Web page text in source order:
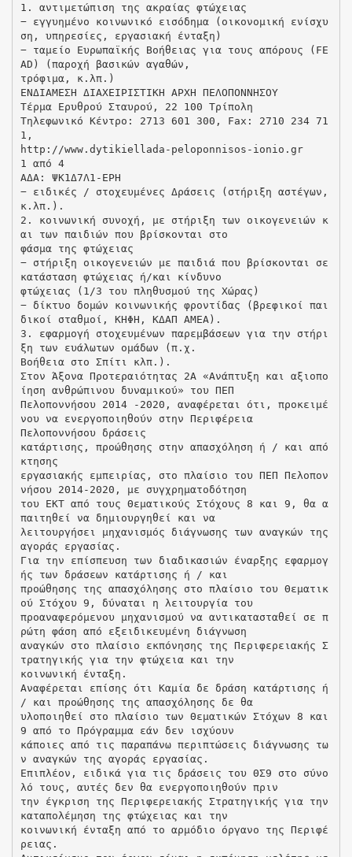
1. αντιμετώπιση της ακραίας φτώχειας
− εγγυημένο κοινωνικό εισόδημα (οικονομική ενίσχυ
ση, υπηρεσίες, εργασιακή ένταξη)
− ταμείο Ευρωπαϊκής Βοήθειας για τους απόρους (FE
AD) (παροχή βασικών αγαθών,
τρόφιμα, κ.λπ.)
ΕΝΔΙΑΜΕΣΗ ΔΙΑΧΕΙΡΙΣΤΙΚΗ ΑΡΧΗ ΠΕΛΟΠΟΝΝΗΣΟΥ
Τέρμα Ερυθρού Σταυρού, 22 100 Τρίπολη
Τηλεφωνικό Κέντρο: 2713 601 300, Fax: 2710 234 71
1,
http://www.dytikiellada-peloponnisos-ionio.gr
1 από 4
ΑΔΑ: ΨΚ1Δ7Λ1-ΕΡΗ
− ειδικές / στοχευμένες Δράσεις (στήριξη αστέγων,
κ.λπ.).
2. κοινωνική συνοχή, με στήριξη των οικογενειών κ
αι των παιδιών που βρίσκονται στο
φάσμα της φτώχειας
− στήριξη οικογενειών με παιδιά που βρίσκονται σε
κατάσταση φτώχειας ή/και κίνδυνο
φτώχειας (1/3 του πληθυσμού της Χώρας)
− δίκτυο δομών κοινωνικής φροντίδας (βρεφικοί παι
δικοί σταθμοί, ΚΗΦΗ, ΚΔΑΠ ΑΜΕΑ).
3. εφαρμογή στοχευμένων παρεμβάσεων για την στήρι
ξη των ευάλωτων ομάδων (π.χ.
Βοήθεια στο Σπίτι κλπ.).
Στον Άξονα Προτεραιότητας 2Α «Ανάπτυξη και αξιοπο
ίηση ανθρώπινου δυναμικού» του ΠΕΠ
Πελοποννήσου 2014 -2020, αναφέρεται ότι, προκειμέ
νου να ενεργοποιηθούν στην Περιφέρεια
Πελοποννήσου δράσεις
κατάρτισης, προώθησης στην απασχόληση ή / και από
κτησης
εργασιακής εμπειρίας, στο πλαίσιο του ΠΕΠ Πελοπον
νήσου 2014-2020, με συγχρηματοδότηση
του ΕΚΤ από τους Θεματικούς Στόχους 8 και 9, θα α
παιτηθεί να δημιουργηθεί και να
λειτουργήσει μηχανισμός διάγνωσης των αναγκών της
αγοράς εργασίας.
Για την επίσπευση των διαδικασιών έναρξης εφαρμογ
ής των δράσεων κατάρτισης ή / και
προώθησης της απασχόλησης στο πλαίσιο του Θεματικ
ού Στόχου 9, δύναται η λειτουργία του
προαναφερόμενου μηχανισμού να αντικατασταθεί σε π
ρώτη φάση από εξειδικευμένη διάγνωση
αναγκών στο πλαίσιο εκπόνησης της Περιφερειακής Σ
τρατηγικής για την φτώχεια και την
κοινωνική ένταξη.
Αναφέρεται επίσης ότι Καμία δε δράση κατάρτισης ή
/ και προώθησης της απασχόλησης δε θα
υλοποιηθεί στο πλαίσιο των Θεματικών Στόχων 8 και
9 από το Πρόγραμμα εάν δεν ισχύουν
κάποιες από τις παραπάνω περιπτώσεις διάγνωσης τω
ν αναγκών της αγοράς εργασίας.
Επιπλέον, ειδικά για τις δράσεις του ΘΣ9 στο σύνο
λό τους, αυτές δεν θα ενεργοποιηθούν πριν
την έγκριση της Περιφερειακής Στρατηγικής για την
καταπολέμηση της φτώχειας και την
κοινωνική ένταξη από το αρμόδιο όργανο της Περιφέ
ρειας.